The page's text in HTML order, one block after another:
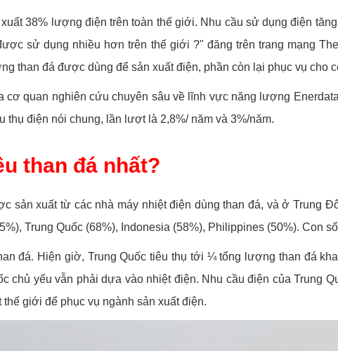
38% lượng điện trên toàn thế giới. Nhu cầu sử dụng điện
sử dụng nhiều hơn trên thế giới ?" đăng trên trang mạng
than đá được dùng để sản xuất điện, phần còn lại phục vụ cho
quan nghiên cứu chuyên sâu về lĩnh vực năng lượng
thụ điện nói chung, lần lượt là 2,8%/ năm và 3%/năm.
than đá nhất?
sản xuất từ các nhà máy nhiệt điện dùng than đá, và ở Trung
Trung Quốc (68%), Indonesia (58%), Philippines (50%). Con
đá. Hiện giờ, Trung Quốc tiêu thụ tới ¼ tổng lượng than đá
chủ yếu vẫn phải dựa vào nhiệt điện. Nhu cầu điện của Trung
giới để phục vụ ngành sản xuất điện.